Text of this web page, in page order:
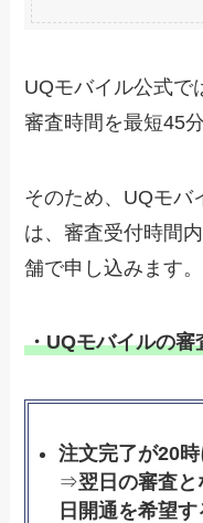
UQモバイル公式で
審査時間を最短45
そのため、UQモバ
は、審査受付時間
舗で申し込みます。
・UQモバイルの
注文完了が20
⇒翌日の審査
日開通を希望